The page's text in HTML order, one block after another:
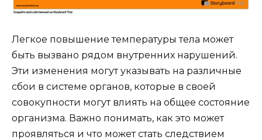
Легкое повышение температуры тела может
быть вызвано рядом внутренних нарушений.
Эти изменения могут указывать на различные
сбои в системе органов, которые в своей
совокупности могут влиять на общее состояние
организма. Важно понимать, как это может
проявляться и что может стать следствием